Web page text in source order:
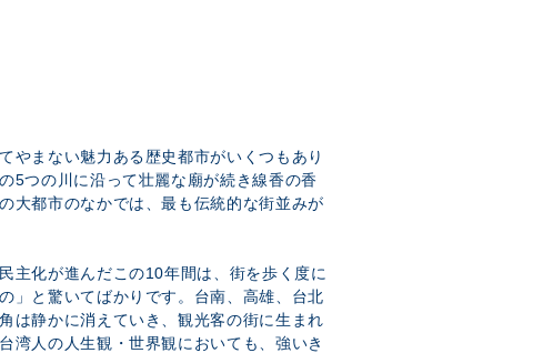
やまない魅力ある歴史都市がいくつもあり
5つの川に沿って壮麗な廟が続き線香の香
大都市のなかでは、最も伝統的な街並みが
主化が進んだこの10年間は、街を歩く度に
」と驚いてばかりです。台南、高雄、台北
は静かに消えていき、観光客の街に生まれ
湾人の人生観・世界観においても、強いき